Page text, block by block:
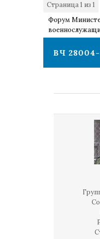
Страница1 из 1
Форум
ВЧ